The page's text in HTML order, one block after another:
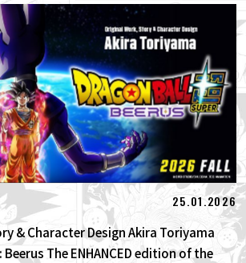
BALL: Funkelnd! ZEROs neuer,
NEO- DLC ist da! Sieh...
mit Hironobu Kageyama!]
BALL: Sparking! Der Titel...
Toyotarou versuchte zu zeichnen:
bestimmte Figur, die gegen den...
25.01.2026
& Character Design Akira Toriyama
The ENHANCED edition of the